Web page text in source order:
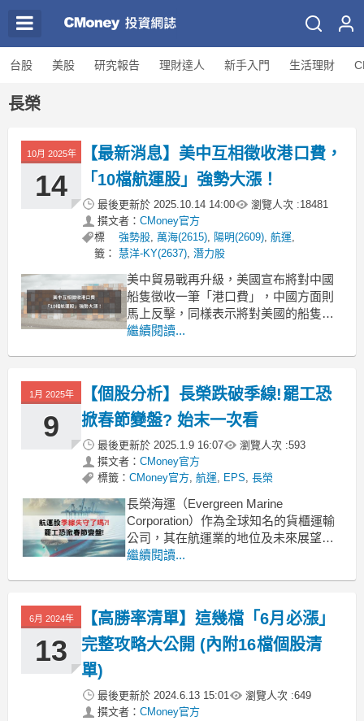
台股 美股 研究報告 理財達人 新手入門 生活理財
長榮
10月 2025年
14
【最新消息】美中互相徵收港口費，
「10檔航運股」強勢大漲！
最後更新於 2025.10.14 14:00 瀏覽人次 :18481
撰文者： CMoney官方
標
籤：
強勢股,萬海(2615), 陽明(2609),航運,
慧洋-KY(2637),潛力股
美中貿易戰再升級，美國宣布將對中國
船隻徵收一筆「港口費」，中國方面則
馬上反擊，同樣表示將對美國的船隻課
徵「港口費」。此舉一出，市場認為將
帶旺今天盤中航運族群。《起漲K線》今
天帶你一起來掌握最新消息，同時找出
潛在的投資機會！「下載起漲
繼續閱讀...
1月 2025年
9
【個股分析】長榮跌破季線!罷工恐
掀春節變盤? 始末一次看
最後更新於 2025.1.9 16:07 瀏覽人次 :593
撰文者： CMoney官方
標籤： CMoney官方, 航運, EPS, 長榮
長榮海運（Evergreen Marine
Corporation）作為全球知名的貨櫃運輸
公司，其在航運業的地位及未來展望引
起了廣泛關注。以下是對長榮的個股解
價值K線透過掃雷發現長榮還有幾個問題
👉https://valuek.pag
繼續閱讀...
6月 2024年
13
【高勝率清單】這幾檔「6月必漲」
完整攻略大公開 (內附16檔個股清
單)
最後更新於 2024.6.13 15:01 瀏覽人次 :649
撰文者： CMoney官方